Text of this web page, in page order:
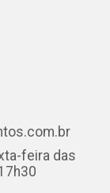
feira das